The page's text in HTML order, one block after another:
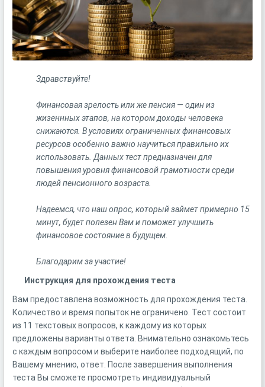
Здравствуйте!
Финансовая зрелость или же пенсия — один из
жизеннных этапов, на котором доходы человека
снижаются. В условиях ограниченных финансовых
ресурсов особенно важно научиться правильно их
использовать. Данных тест предназначен для
повышения уровня финансовой грамотности среди
людей пенсионного возраста.
Надеемся, что наш опрос, который займет примерно 15
минут, будет полезен Вам и поможет улучшить
финансовое состояние в будущем.
Благодарим за участие!
Инструкция для прохождения теста
Вам предоставлена возможность для прохождения теста.
Количество и время попыток не ограничено. Тест состоит
из 11 текстовых вопросов, к каждому из которых
предложены варианты ответа. Внимательно ознакомьтесь
с каждым вопросом и выберите наиболее подходящий, по
Вашему мнению, ответ. После завершения выполнения
теста Вы сможете просмотреть индивидуальный